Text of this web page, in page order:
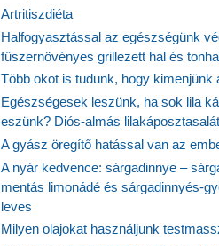
Artritiszdiéta
Halfogyasztással az egészségünk
fűszernövényes grillezett hal és
Több okot is tudunk, hogy kimenjünk
Egészségesek leszünk, ha sok lila
eszünk? Diós-almás
A gyász öregítő hatással van az
A nyár kedvence: sárgadinnye –
mentás limonádé és sárgadinnyés-
leves
Milyen olajokat használjunk